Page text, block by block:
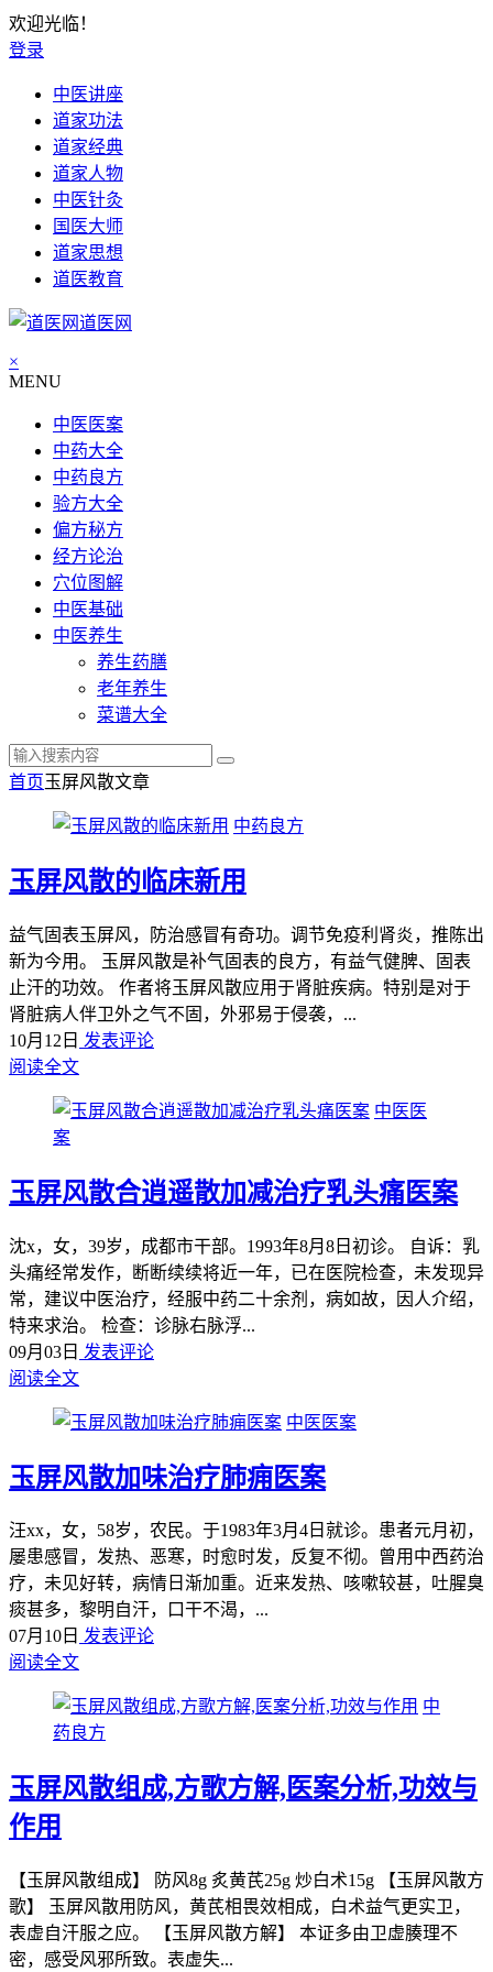
欢迎光临！
登录
中医讲座
道家功法
道家经典
道家人物
中医针灸
国医大师
道家思想
道医教育
道医网
×
MENU
中医医案
中药大全
中药良方
验方大全
偏方秘方
经方论治
穴位图解
中医基础
中医养生
养生药膳
老年养生
菜谱大全
首页玉屏风散文章
中药良方
玉屏风散的临床新用
益气固表玉屏风，防治感冒有奇功。调节免疫利肾炎，推陈出
新为今用。 玉屏风散是补气固表的良方，有益气健脾、固表
止汗的功效。 作者将玉屏风散应用于肾脏疾病。特别是对于
肾脏病人伴卫外之气不固，外邪易于侵袭，...
10月12日 发表评论
阅读全文
中医医
案
玉屏风散合逍遥散加减治疗乳头痛医案
沈x，女，39岁，成都市干部。1993年8月8日初诊。 自诉：乳
头痛经常发作，断断续续将近一年，已在医院检查，未发现异
常，建议中医治疗，经服中药二十余剂，病如故，因人介绍，
特来求治。 检查：诊脉右脉浮...
09月03日 发表评论
阅读全文
中医医案
玉屏风散加味治疗肺痈医案
汪xx，女，58岁，农民。于1983年3月4日就诊。患者元月初，
屡患感冒，发热、恶寒，时愈时发，反复不彻。曾用中西药治
疗，未见好转，病情日渐加重。近来发热、咳嗽较甚，吐腥臭
痰甚多，黎明自汗，口干不渴，...
07月10日 发表评论
阅读全文
中
药良方
玉屏风散组成,方歌方解,医案分析,功效与
作用
【玉屏风散组成】 防风8g 炙黄芪25g 炒白术15g 【玉屏风散方
歌】 玉屏风散用防风，黄芪相畏效相成，白术益气更实卫，
表虚自汗服之应。 【玉屏风散方解】 本证多由卫虚腠理不
密，感受风邪所致。表虚失...